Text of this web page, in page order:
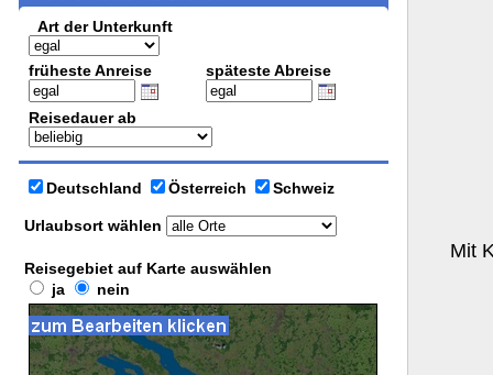
Art der Unterkunft
früheste Anreise späteste Abreise
Reisedauer ab
Urlaubsort wählen
Deutschland Österreich Schweiz
Reisegebiet auf Karte auswählen
ja
nein
Mit